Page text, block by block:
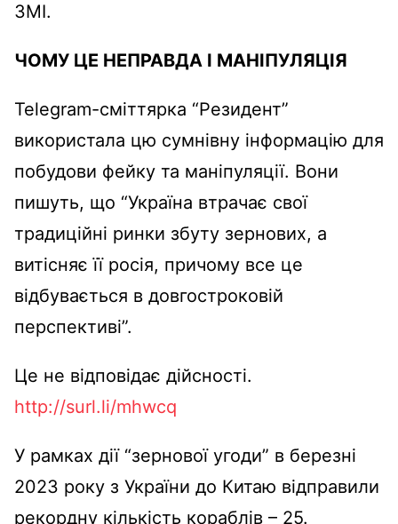
ЗМІ.
ЧОМУ ЦЕ НЕПРАВДА І МАНІПУЛЯЦІЯ
Telegram-сміттярка “Резидент”
використала цю сумнівну інформацію для
побудови фейку та маніпуляції. Вони
пишуть, що “Україна втрачає свої
традиційні ринки збуту зернових, а
витісняє її росія, причому все це
відбувається в довгостроковій
перспективі”.
Це не відповідає дійсності.
http://surl.li/mhwcq
У рамках дії “зернової угоди” в березні
2023 року з України до Китаю відправили
рекордну кількість кораблів – 25.